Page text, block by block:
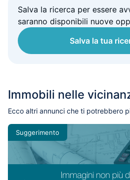
Salva la ricerca per essere
saranno disponibili nuove
Salva la tua
Immobili nelle
Ecco altri annunci che ti potrebbero
Suggerimento